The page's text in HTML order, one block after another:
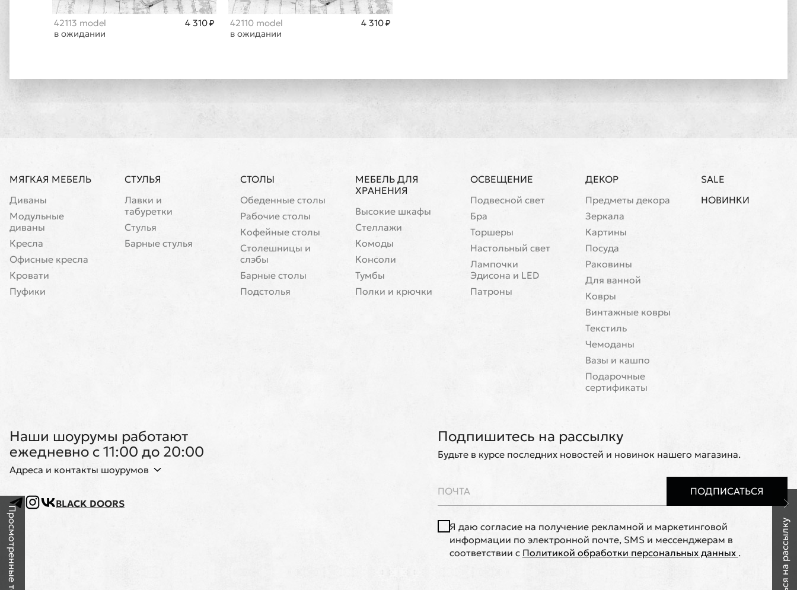
42113 model
в ожидании
4 310 ₽
42110 model
в ожидании
4 310 ₽
МЯГКАЯ МЕБЕЛЬ
Диваны
Модульные
диваны
Кресла
Офисные кресла
Кровати
Пуфики
СТУЛЬЯ
Лавки и
табуретки
Стулья
Барные стулья
СТОЛЫ
Обеденные столы
Рабочие столы
Кофейные столы
Cтолешницы и
слэбы
Барные столы
Подстолья
МЕБЕЛЬ ДЛЯ
ХРАНЕНИЯ
Высокие шкафы
Стеллажи
Комоды
Консоли
Тумбы
Полки и крючки
ОСВЕЩЕНИЕ
Подвесной свет
Бра
Торшеры
Настольный свет
Лампочки
Эдисона и LED
Патроны
ДЕКОР
Предметы декора
Зеркала
Картины
Посуда
Раковины
Для ванной
Ковры
Винтажные ковры
Текстиль
Чемоданы
Вазы и кашпо
Подарочные
сертификаты
SALE
НОВИНКИ
Наши шоурумы работают
ежедневно с 11:00 до 20:00
Адреса и контакты шоурумов
BLACK DOORS
Подпишитесь на рассылку
Будьте в курсе последних новостей и новинок нашего магазина.
ПОДПИСАТЬСЯ
Я даю согласие на получение рекламной и маркетинговой
информации по электронной почте, SMS и мессенджерам в
соответствии с Политикой обработки персональных данных .
Просмотренные товары